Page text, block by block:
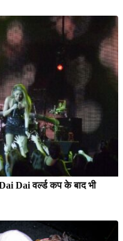
Dai वर्ल्ड कप के बाद भी